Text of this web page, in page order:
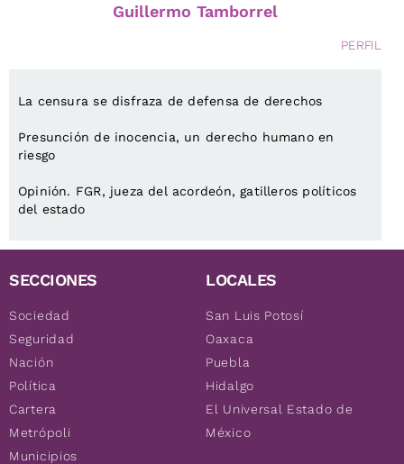
Guillermo Tamborrel
PERFIL
La censura se disfraza de defensa de derechos
Presunción de inocencia, un derecho humano en
riesgo
Opinión. FGR, jueza del acordeón, gatilleros políticos
del estado
SECCIONES
Sociedad
Seguridad
Nación
Política
Cartera
Metrópoli
Municipios
LOCALES
San Luis Potosí
Oaxaca
Puebla
Hidalgo
El Universal Estado de
México